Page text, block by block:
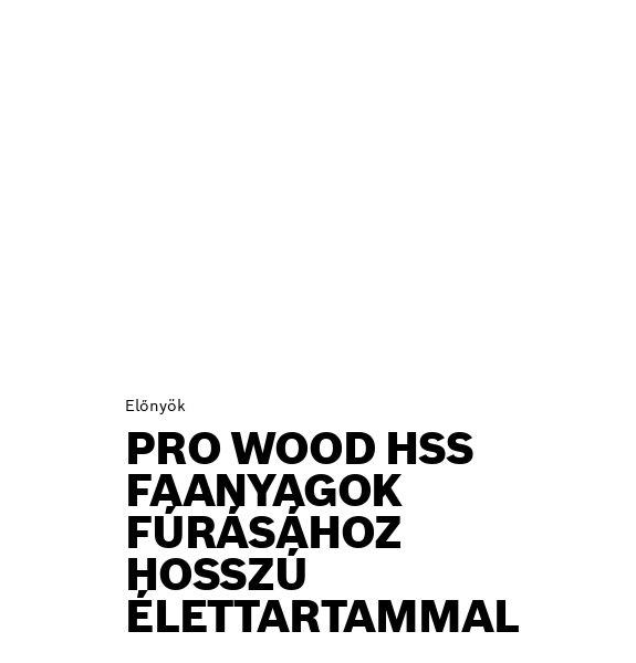
Előnyök
PRO WOOD HSS
FAANYAGOK
FÚRÁSÁHOZ
HOSSZÚ
ÉLETTARTAMMAL